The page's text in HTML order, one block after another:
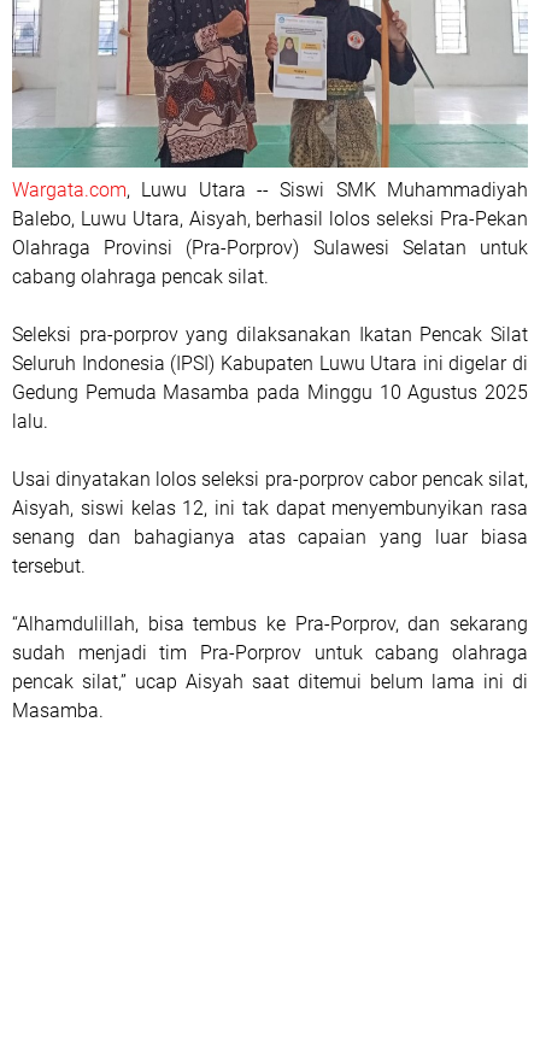
Wargata.com, Luwu Utara -- Siswi SMK Muhammadiyah
Balebo, Luwu Utara, Aisyah, berhasil lolos seleksi Pra-Pekan
Olahraga Provinsi (Pra-Porprov) Sulawesi Selatan untuk
cabang olahraga pencak silat.
Seleksi pra-porprov yang dilaksanakan Ikatan Pencak Silat
Seluruh Indonesia (IPSI) Kabupaten Luwu Utara ini digelar di
Gedung Pemuda Masamba pada Minggu 10 Agustus 2025
lalu.
Usai dinyatakan lolos seleksi pra-porprov cabor pencak silat,
Aisyah, siswi kelas 12, ini tak dapat menyembunyikan rasa
senang dan bahagianya atas capaian yang luar biasa
tersebut.
“Alhamdulillah, bisa tembus ke Pra-Porprov, dan sekarang
sudah menjadi tim Pra-Porprov untuk cabang olahraga
pencak silat,” ucap Aisyah saat ditemui belum lama ini di
Masamba.